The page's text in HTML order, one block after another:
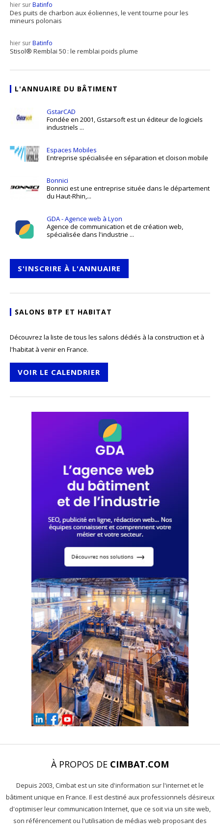
hier surBatinfo
Des puits de charbon aux éoliennes, le vent tourne pour les
mineurs polonais
hier surBatinfo
Stisol® Remblai 50 : le remblai poids plume
L'ANNUAIRE DU BÂTIMENT
GstarCAD
Fondée en 2001, Gstarsoft est un éditeur de logiciels
industriels ...
Espaces Mobiles
Entreprise spécialisée en séparation et cloison mobile
Bonnici
Bonnici est une entreprise située dans le département
du Haut-Rhin,...
GDA - Agence web à Lyon
Agence de communication et de création web,
spécialisée dans l'industrie ...
S'INSCRIRE À L'ANNUAIRE
SALONS BTP ET HABITAT
Découvrez la liste de tous les salons dédiés à la construction et à
l'habitat à venir en France.
VOIR LE CALENDRIER
À PROPOS DE CIMBAT.COM
Depuis 2003, Cimbat est un site d'information sur l'internet et le
bâtiment unique en France. Il est destiné aux professionnels désireux
d'optimiser leur communication Internet, que ce soit via un site web,
son référencement ou l'utilisation de médias web proposant des